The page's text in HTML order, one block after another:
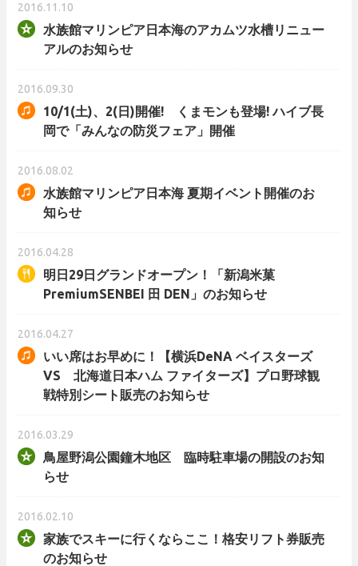
2016.11.10
水族館マリンピア日本海のアカムツ水槽リニュー
アルのお知らせ
2016.09.30
10/1(土)、2(日)開催! くまモンも登場! ハイブ長
岡で「みんなの防災フェア」開催
2016.08.02
水族館マリンピア日本海 夏期イベント開催のお
知らせ
2016.04.28
明日29日グランドオープン！「新潟米菓
PremiumSENBEI 田 DEN」のお知らせ
2016.04.27
いい席はお早めに！【横浜DeNA ベイスターズ
VS 北海道日本ハム ファイターズ】プロ野球観
戦特別シート販売のお知らせ
2016.03.29
鳥屋野潟公園鐘木地区 臨時駐車場の開設のお知
らせ
2016.02.10
家族でスキーに行くならここ！格安リフト券販売
のお知らせ